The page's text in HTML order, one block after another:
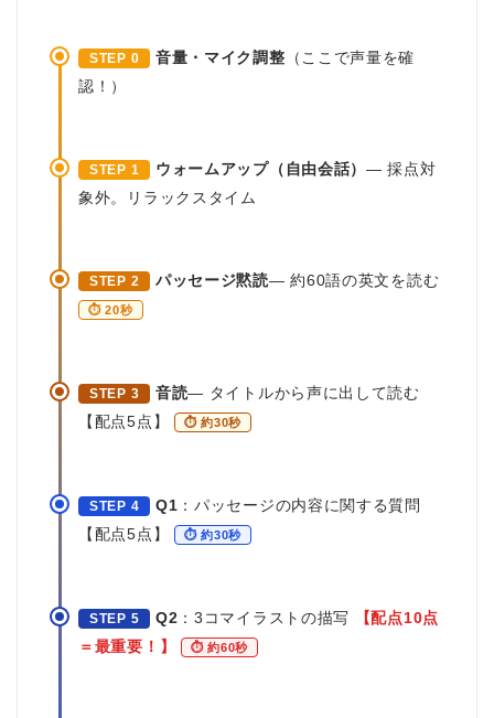
STEP 0 音量・マイク調整 （ここで声量を確
認！）
STEP 1 ウォームアップ（自由会話）— 採点対
象外。リラックスタイム
STEP 2 パッセージ黙読— 約60語の英文を読む
⏱ 20秒
STEP 3 音読— タイトルから声に出して読む
【配点5点】
⏱ 約30秒
STEP 4 Q1 ：パッセージの内容に関する質問
【配点5点】
⏱ 約30秒
STEP 5 Q2 ：3コマイラストの描写
【配点10点
＝最重要！】
⏱ 約60秒